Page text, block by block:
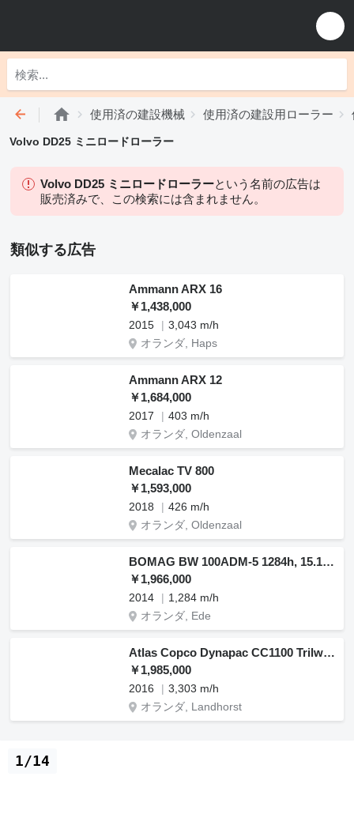
使用済の建設機械 使用済の建設用ローラー
Volvo DD25 ミニロードローラー
Volvo DD25 ミニロードローラーという名前の広告は
販売済みで、この検索には含まれません。
類似する広告
Ammann ARX 16
￥1,438,000
2015
3,043 m/h
オランダ, Haps
Ammann ARX 12
￥1,684,000
2017
403 m/h
オランダ, Oldenzaal
Mecalac TV 800
￥1,593,000
2018
426 m/h
オランダ, Oldenzaal
BOMAG BW 100ADM-5 1284h, 15.1KW
￥1,966,000
2014
1,284 m/h
オランダ, Ede
Atlas Copco Dynapac CC1100 Trilwals
￥1,985,000
2016
3,303 m/h
オランダ, Landhorst
1/14